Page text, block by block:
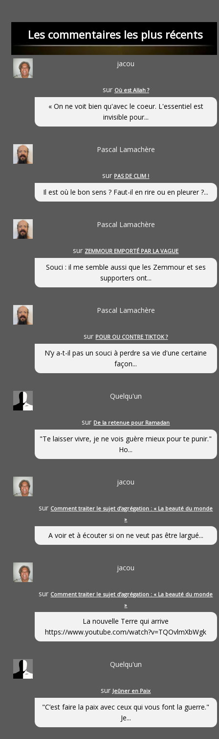
Les commentaires les plus récents
jacou
sur Où est Allah ?
« On ne voit bien qu'avec le coeur. L'essentiel est
invisible pour...
Pascal Lamachère
sur PAS DE CLIM !
Il est où le bon sens ? Faut-il en rire ou en pleurer ?...
Pascal Lamachère
sur ZEMMOUR EMPORTÉ PAR LA VAGUE
Souci : il me semble aussi que les Zemmour et ses
supporters ont...
Pascal Lamachère
sur POUR OU CONTRE TIKTOK ?
N’y a-t-il pas un souci à perdre sa vie d'une certaine
façon...
Quelqu'un
sur De la retenue pour Ramadan
"Te laisser vivre, je ne vois guère mieux pour te punir."
Ho...
jacou
sur Comment traiter le sujet d’agrégation : « La beauté du monde
»
A voir et à écouter si on ne veut pas être largué...
jacou
sur Comment traiter le sujet d’agrégation : « La beauté du monde
»
La nouvelle Terre qui arrive
https://www.youtube.com/watch?v=TQOvlmXbWgk
Quelqu'un
sur Jeûner en Paix
"C’est faire la paix avec ceux qui vous font la guerre."
Je...